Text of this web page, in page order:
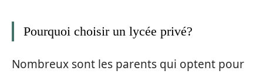
Pourquoi choisir un lycée privé?
Nombreux sont les parents qui optent pour